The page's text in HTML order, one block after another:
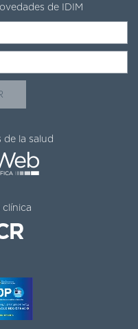
de la salud
clínica
de IDIM